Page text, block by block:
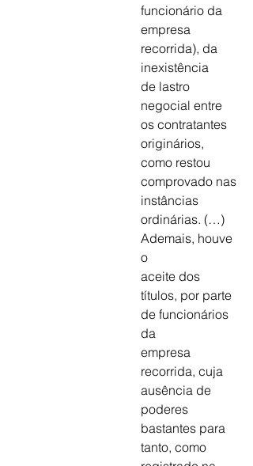
funcionário da
empresa
recorrida), da
inexistência
de lastro
negocial entre
os contratantes
originários,
como restou
comprovado nas
instâncias
ordinárias. (…)
Ademais, houve
o
aceite dos
títulos, por parte
de funcionários
da
empresa
recorrida, cuja
ausência de
poderes
bastantes para
tanto, como